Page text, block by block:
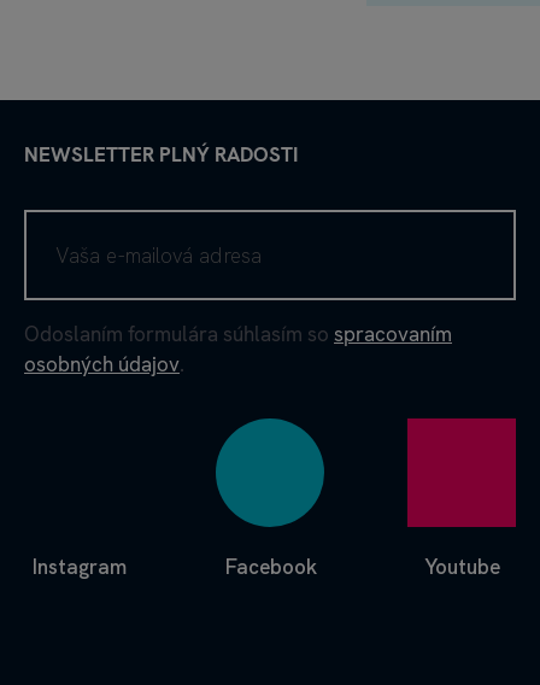
NEWSLETTER PLNÝ RADOSTI
Odoslaním formulára súhlasím so spracovaním
osobných údajov.
Facebook
Instagram Youtube